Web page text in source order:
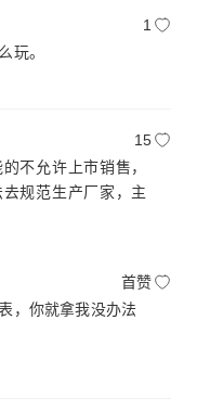
1
玩。
15
不允许上市销售，
规范生产厂家，主
首赞
，你就拿我没办法